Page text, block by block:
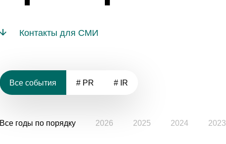
Контакты для СМИ
Все события # PR # IR
Все годы по порядку 2026 2025 2024 2023